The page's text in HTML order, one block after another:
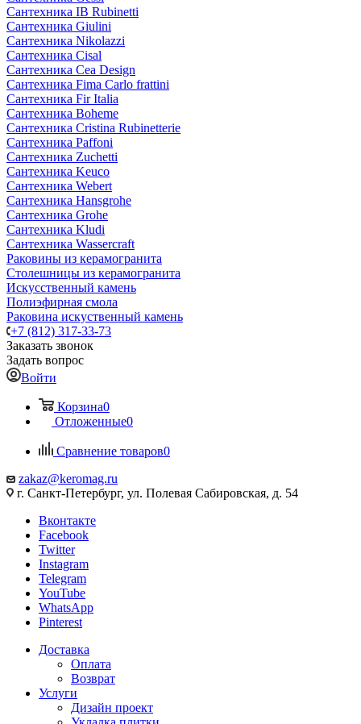
Сантехника IB Rubinetti
Сантехника Giulini
Сантехника Nikolazzi
Сантехника Cisal
Сантехника Cea Design
Сантехника Fima Carlo frattini
Сантехника Fir Italia
Сантехника Boheme
Сантехника Cristina Rubinetterie
Сантехника Paffoni
Сантехника Zuchetti
Сантехника Keuco
Сантехника Webert
Сантехника Hansgrohe
Сантехника Grohe
Сантехника Kludi
Сантехника Wassercraft
Раковины из керамогранита
Столешницы из керамогранита
Искусственный камень
Полиэфирная смола
Раковина искуственный камень
+7 (812) 317-33-73
Заказать звонок
Задать вопрос
Войти
Корзина0
Отложенные0
Сравнение товаров0
zakaz@keromag.ru
г. Санкт-Петербург, ул. Полевая Сабировская, д. 54
Вконтакте
Facebook
Twitter
Instagram
Telegram
YouTube
WhatsApp
Pinterest
Доставка
Оплата
Возврат
Услуги
Дизайн проект